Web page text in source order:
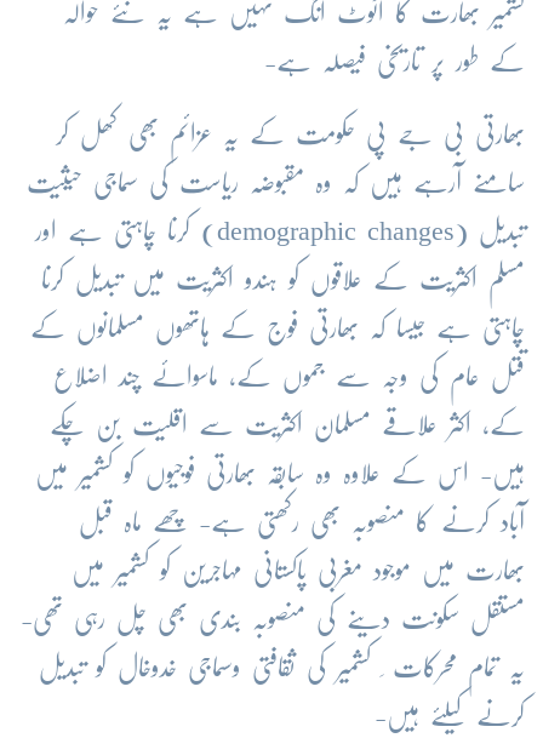
کشمیر بھارت کا اٹوٹ انگ نہیں ہے یہ نئے حوالہ
کے طور پر تاریخی فیصلہ ہے-
بھارتی بی جے پی حکومت کے یہ عزائم بھی کھل کر
سامنے آرہے ہیں کہ وہ مقبوضہ ریاست کی سماجی حیثیت
تبدیل (
demographic changes
) کرنا چاہتی ہے اور
مسلم اکثریت کے علاقوں کو ہندو اکثریت میں تبدیل کرنا
چاہتی ہے جیسا کہ بھارتی فوج کے ہاتھوں مسلمانوں کے
قتل عام کی وجہ سے جموں کے، ماسوائے چند اضلاع
کے، اکثر علاقے مسلمان اکثریت سے اقلیت بن چکے
ہیں- اس کے علاوہ وہ سابقہ بھارتی فوجیوں کو کشمیر میں
آباد کرنے کا منصوبہ بھی رکھتی ہے- چھے ماہ قبل
بھارت میں موجود مغربی پاکستانی مہاجرین کو کشمیر میں
مستقل سکونت دینے کی منصوبہ بندی بھی چل رہی تھی-
یہ تمام محرکات کشمیر کی ثقافتی وسماجی خدوخال کو تبدیل
کرنے کیلئے ہیں-